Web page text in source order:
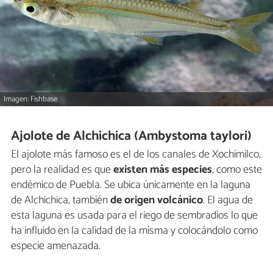
Imagen: Fishbase
Ajolote de Alchichica (Ambystoma taylori)
El ajolote más famoso es el de los canales de Xochimilco,
pero la realidad es queexisten más especies, como este
endémico de Puebla. Se ubica únicamente en la laguna
de Alchichica, tambiénde origen volcánico. El agua de
esta laguna es usada para el riego de sembradíos lo que
ha influido en la calidad de la misma y colocándolo como
especie amenazada.